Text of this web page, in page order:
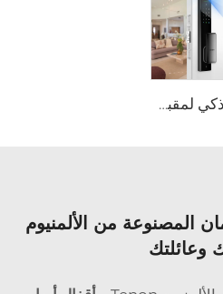
قفل ذكي لمقبض الباب بدون مفتاح باستخدام كلمة المرور الرقمية وتقنية RFID وNFC وبصمة الإصبع مع كاميرا Tuya WiFi Tenon A5 Pro
المصنوعة من الألمنيوم
وعائلتك